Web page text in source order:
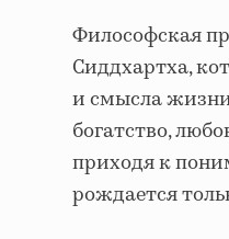
Философская
Сиддхартха,
и смысла
богатство,
приходя к
рождается